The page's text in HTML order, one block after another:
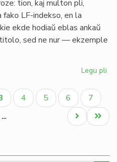
tion, kaj multon pli,
LF-indekso, en la
ekde hodiaŭ eblas ankaŭ
sed ne nur — ekzemple
Legu pli
mil
Paĝo
4 Paĝo
5 Paĝo
6 Paĝo
7
…
Last
page
Next
page